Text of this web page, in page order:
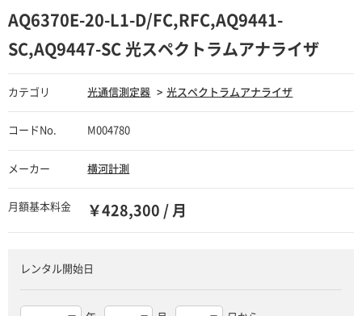
AQ6370E-20-L1-D/FC,RFC,AQ9441-
SC,AQ9447-SC 光スペクトラムアナライザ
カテゴリ 光通信測定器 光スペクトラムアナライザ
コードNo. M004780
メーカー 横河計測
月額基本料金 ￥428,300 / 月
レンタル開始日